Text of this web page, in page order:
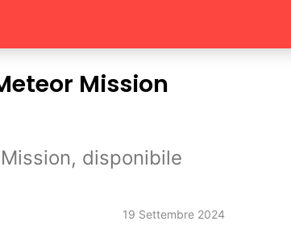
Mission
disponibile
19 Settembre 2024